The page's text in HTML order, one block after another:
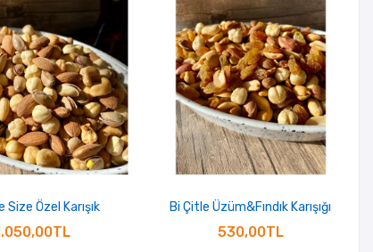
Size Özel Karışık Bi Çitle Üzüm&Fındık Karışığı
530,00TL